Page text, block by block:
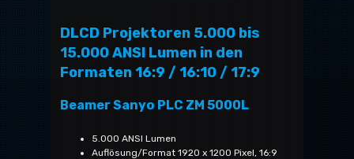
DLCD Projektoren 5.000 bis
15.000 ANSI Lumen in den
Formaten 16:9 / 16:10 / 17:9
Beamer Sanyo PLC ZM 5000L
5.000 ANSI Lumen
Auflösung/Format 1920 x 1200 Pixel, 16:9